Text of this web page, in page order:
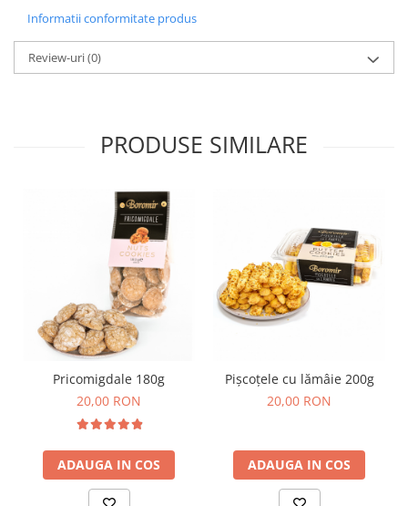
Grisine
Produse de gătit
Panificatie congelata
Patiserie congelata
Baton Cookie congelat
Cheesecake congelat
Horeca
Faina Profesionala
Congelate brutarie
Cozonac Wine Collection
Vinuri Casa Isarescu
Informatii conformitate produs
Review-uri(0)
PRODUSE SIMILARE
Pricomigdale 180g
20,00 RON
ADAUGA IN COS
Pișcoțele cu lămâie 200g
20,00 RON
ADAUGA IN COS